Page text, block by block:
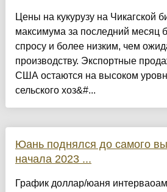
Цены на кукурузу на Чикагской
максимума за последний месяц
спросу и более низким, чем
производству. Экспортные
США остаются на высоком
сельского хоз&#...
Юань поднялся до самого
начала 2023 ...
График доллар/юаня